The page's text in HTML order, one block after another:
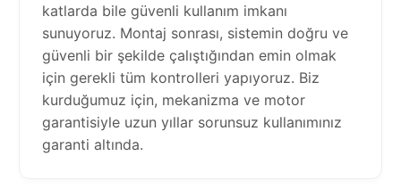
katlarda bile güvenli kullanım imkanı
sunuyoruz. Montaj sonrası, sistemin doğru ve
güvenli bir şekilde çalıştığından emin olmak
için gerekli tüm kontrolleri yapıyoruz. Biz
kurduğumuz için, mekanizma ve motor
garantisiyle uzun yıllar sorunsuz kullanımınız
garanti altında.